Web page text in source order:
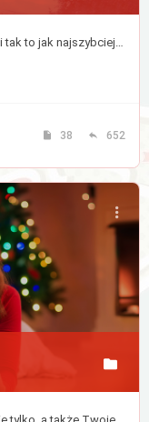
Usłyszałeś świetny dowcip o świętach? Jeśli tak to jak najszybciej podziel się nim z nami, lub zajrzyj tu po odrobinę uśmiechu.
38 652